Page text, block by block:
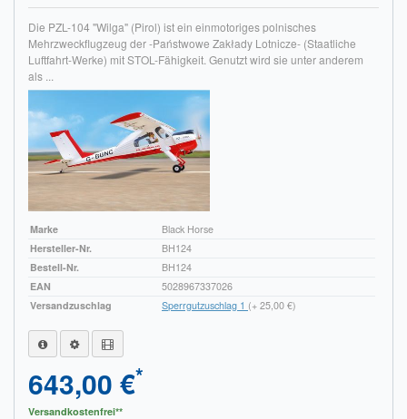
Was wir bieten
Unsere Philosophie
KONTAKT
MEIN KONTO
WARENKORB
Die PZL-104 "Wilga" (Pirol) ist ein einmotoriges polnisches
Mehrzweckflugzeug der -Państwowe Zakłady Lotnicze- (Staatliche
Luftfahrt-Werke) mit STOL-Fähigkeit. Genutzt wird sie unter anderem
als ...
Marke
Black Horse
Hersteller-Nr.
BH124
Bestell-Nr.
BH124
EAN
5028967337026
Versandzuschlag
Sperrgutzuschlag 1 (+ 25,00 €)
643,00 €*
Versandkostenfrei**